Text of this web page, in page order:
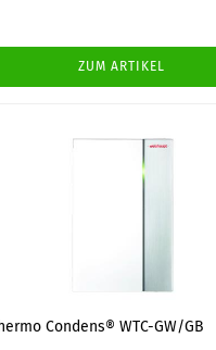
ZUM ARTIKEL
Condens® WTC-GW/GB